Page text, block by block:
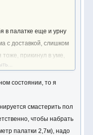
в палатке еще и урну
с доставкой, слишком
тоже, прикинул в уме,
) получается ,
лед, возле лунок и
надо в месте
еще мысль
потом прийдется
надо, Н.Н.
состоянии, то я
смастерить пол
чтобы набрать
палатки 2,7м), надо